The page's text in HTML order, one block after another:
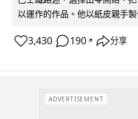
以運作的作品。他以紙皮親手
3,430 190 ↗ 分享
ADVERTISEMENT